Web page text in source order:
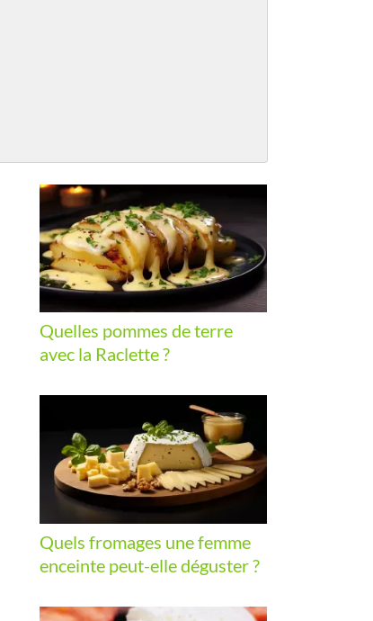
Quelles pommes de terre
avec la Raclette ?
Quels fromages une femme
enceinte peut-elle déguster ?